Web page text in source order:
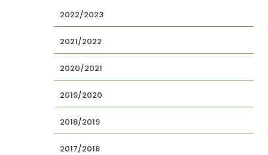
2022/2023
2021/2022
2020/2021
2019/2020
2018/2019
2017/2018